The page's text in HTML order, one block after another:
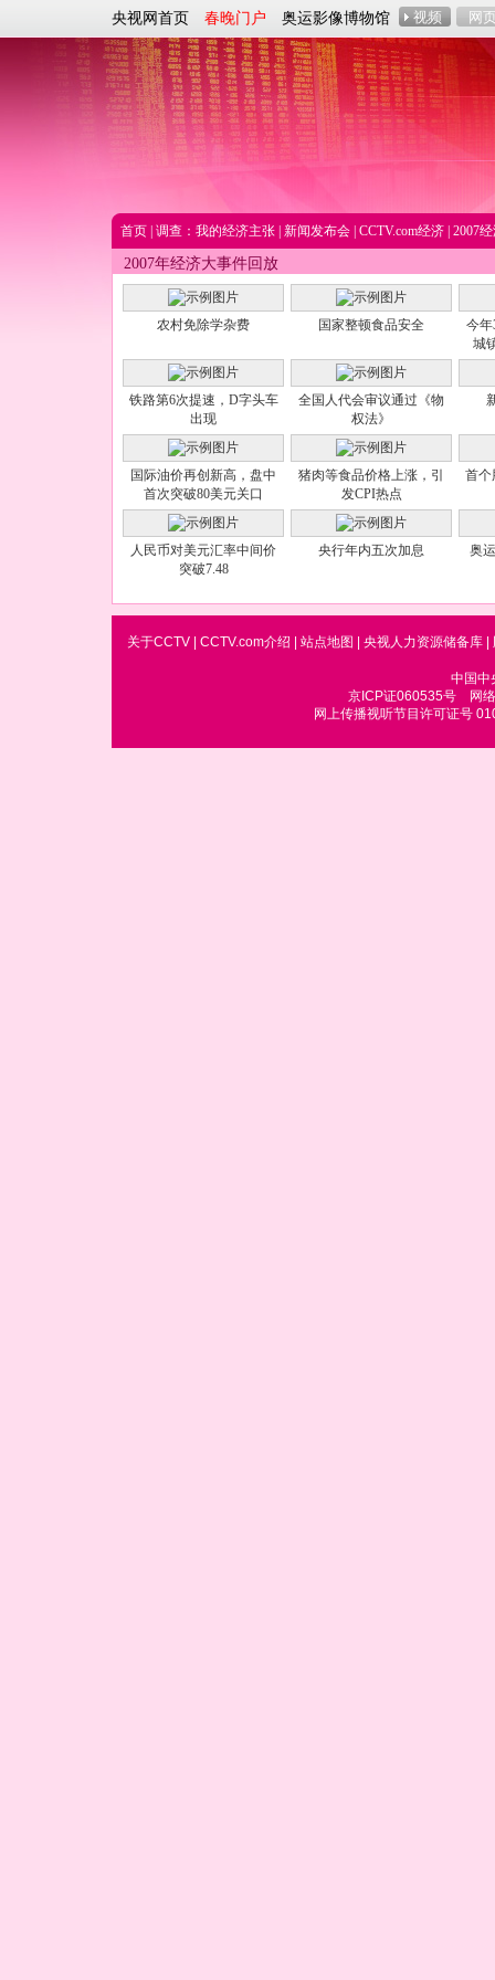
央视网首页 春晚门户 奥运影像博物馆
首页 调查：我的经济主张 新闻发布会 CCTV.com经济 2007
2007年经济大事件回放
农村免除学杂费 国家整顿食品安全
今年
城
铁路第6次提速，D字头车
出现
全国人代会审议通过《物
权法》
国际油价再创新高，盘中
首次突破80美元关口
猪肉等食品价格上涨，引
发CPI热点
首个
人民币对美元汇率中间价
突破7.48
央行年内五次加息 奥
关于CCTV| CCTV.com介绍 站点地图 央视人力资源储备库|
中国中
京ICP证060535号网络
网上传播视听节目许可证号